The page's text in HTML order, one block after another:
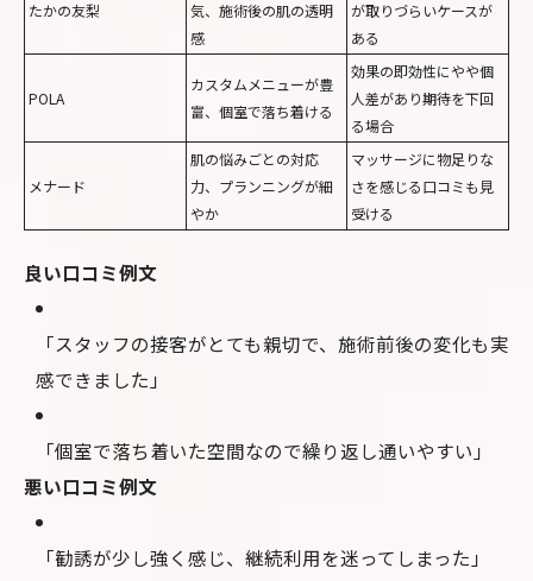
たかの友梨
気、施術後の肌の透明
感
が取りづらいケースが
ある
POLA
カスタムメニューが豊
富、個室で落ち着ける
効果の即効性にやや個
人差があり期待を下回
る場合
メナード
肌の悩みごとの対応
力、プランニングが細
やか
マッサージに物足りな
さを感じる口コミも見
受ける
良い口コミ例文
「スタッフの接客がとても親切で、施術前後の変化も実
感できました」
「個室で落ち着いた空間なので繰り返し通いやすい」
悪い口コミ例文
「勧誘が少し強く感じ、継続利用を迷ってしまった」